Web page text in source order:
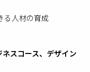
る人材の育成
スコース、デザイン